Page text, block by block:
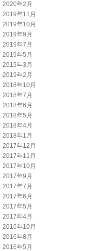
2020年2月
2019年11月
2019年10月
2019年9月
2019年7月
2019年5月
2019年3月
2019年2月
2018年10月
2018年7月
2018年6月
2018年5月
2018年4月
2018年1月
2017年12月
2017年11月
2017年10月
2017年9月
2017年7月
2017年6月
2017年5月
2017年4月
2016年10月
2016年8月
2016年5月